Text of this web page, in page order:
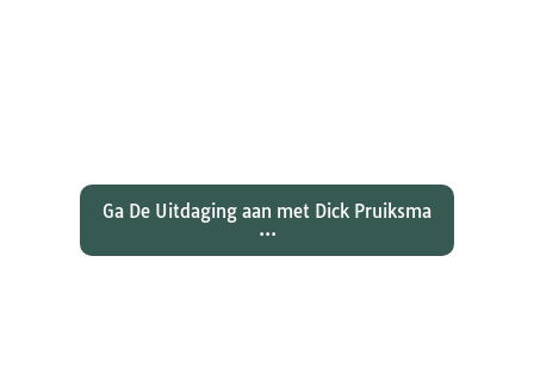
Ga De Uitdaging aan met Dick Pruiksma
...